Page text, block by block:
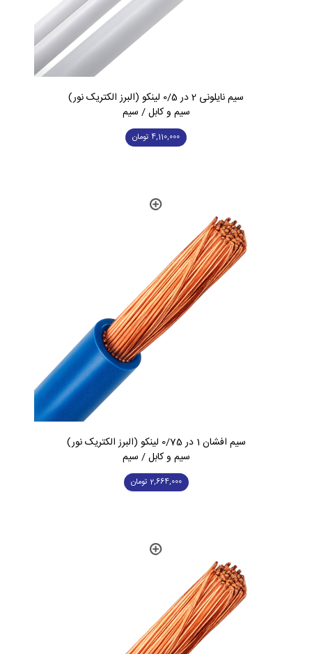
سیم نایلونی 2 در 0/5 لینکو (البرز الکتریک نور)
سیم و کابل / سیم
4,110,000 تومان
سیم افشان 1 در 0/75 لینکو (البرز الکتریک نور)
سیم و کابل / سیم
2,664,000 تومان